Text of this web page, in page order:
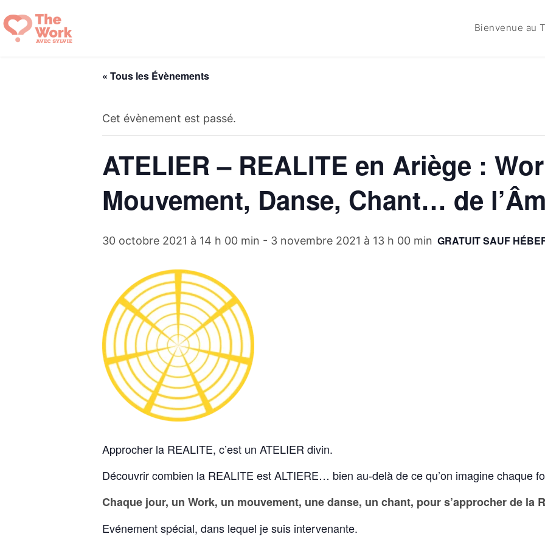
au
contenu
Bienvenue au
« Tous les Évènements
Cet évènement est passé.
ATELIER – REALITE en Ariège :
Mouvement, Danse, Chant… de
30 octobre 2021 à 14 h 00 min - 3 novembre 2021 à 13 h 00 min GRATUIT SAUF
Approcher la REALITE, c’est un ATELIER divin.
Découvrir combien la REALITE est ALTIERE… bien au-delà de ce qu’on imagine chaque
Chaque jour, un Work, un mouvement, une danse, un chant, pour s’approcher de la
Evénement spécial, dans lequel je suis intervenante.